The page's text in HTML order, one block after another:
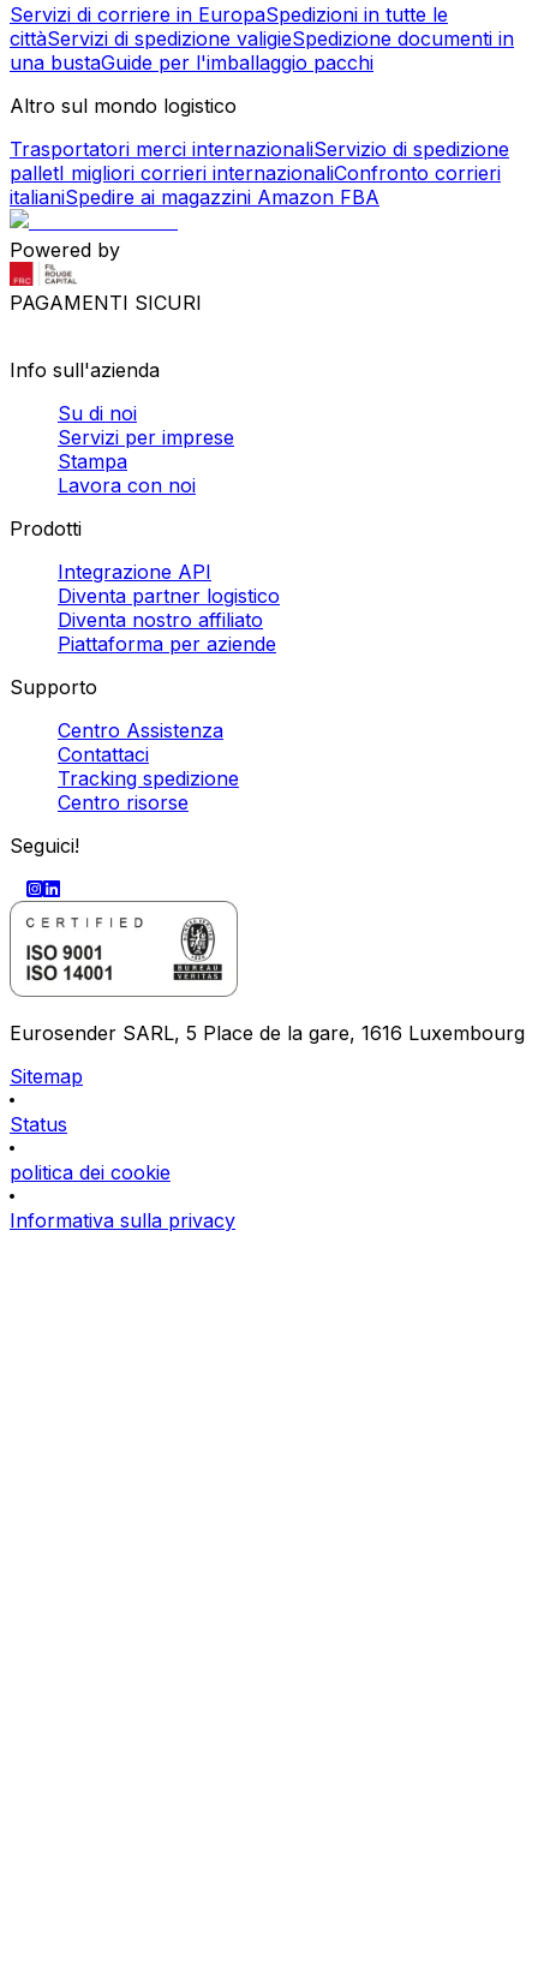
Servizi di corriere in EuropaSpedizioni in tutte le
cittàServizi di spedizione valigieSpedizione documenti in
una bustaGuide per l'imballaggio pacchi
Altro sul mondo logistico
Trasportatori merci internazionaliServizio di spedizione
palletI migliori corrieri internazionaliConfronto corrieri
italianiSpedire ai magazzini Amazon FBA
Powered by
PAGAMENTI SICURI
Info sull'azienda
Su di noi
Servizi per imprese
Stampa
Lavora con noi
Prodotti
Integrazione API
Diventa partner logistico
Diventa nostro affiliato
Piattaforma per aziende
Supporto
Centro Assistenza
Contattaci
Tracking spedizione
Centro risorse
Seguici!
Eurosender SARL, 5 Place de la gare, 1616 Luxembourg
Sitemap
Status
politica dei cookie
Informativa sulla privacy